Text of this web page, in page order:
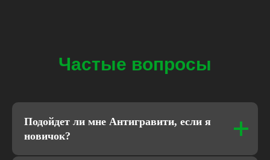
Частые вопросы
Подойдет ли мне Антигравити, если я
новичок?